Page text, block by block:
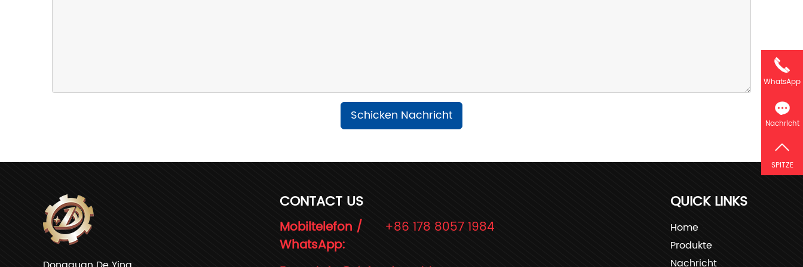
Schicken Nachricht
CONTACT US
Mobiltelefon /
WhatsApp:
+86 178 8057 1984
QUICK LINKS
Home
Produkte
Nachricht
WhatsApp
Nachricht
SPITZE